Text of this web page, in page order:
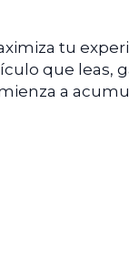
tu
que leas,
a